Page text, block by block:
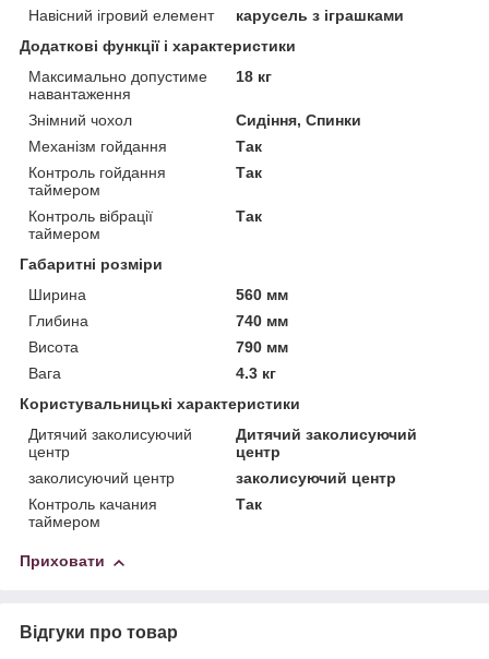
Навісний ігровий елемент
карусель з іграшками
Додаткові функції і характеристики
Максимально допустиме
навантаження
18 кг
Знімний чохол
Сидіння, Спинки
Механізм гойдання
Так
Контроль гойдання
таймером
Так
Контроль вібрації
таймером
Так
Габаритні розміри
Ширина
560 мм
Глибина
740 мм
Висота
790 мм
Вага
4.3 кг
Користувальницькі характеристики
Дитячий заколисуючий
центр
Дитячий заколисуючий
центр
заколисуючий центр
заколисуючий центр
Контроль качания
таймером
Так
Приховати
Відгуки про товар